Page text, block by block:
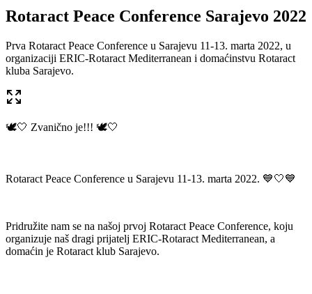
Rotaract Peace Conference Sarajevo 2022
Prva Rotaract Peace Conference u Sarajevu 11-13. marta 2022, u
organizaciji ERIC-Rotaract Mediterranean i domaćinstvu Rotaract
kluba Sarajevo.
🕊🤍 Zvanično je!!! 🕊🤍
Rotaract Peace Conference u Sarajevu 11-13. marta 2022. 💙🤍💙
Pridružite nam se na našoj prvoj Rotaract Peace Conference, koju
organizuje naš dragi prijatelj ERIC-Rotaract Mediterranean, a
domaćin je Rotaract klub Sarajevo.